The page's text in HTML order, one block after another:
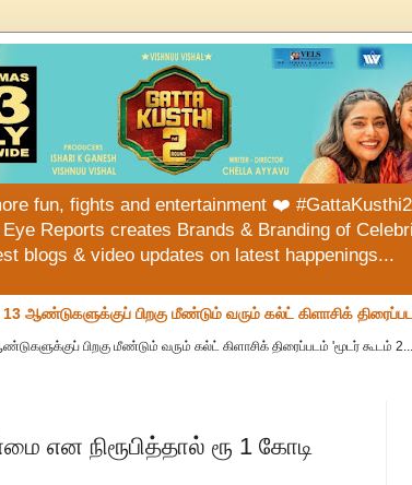
fun, fights and entertainment ❤️
Reports creates Brands & Branding of
blogs & video updates on latest happenings...
13 ஆண்டுகளுக்குப் பிறகு மீண்டும் வரும் கல்ட் கிளாசிக்
பிறகு மீண்டும் வரும் கல்ட் கிளாசிக் திரைப்படம் 'மூடர் கூடம் 2...
என நிரூபித்தால் ரூ 1 கோடி